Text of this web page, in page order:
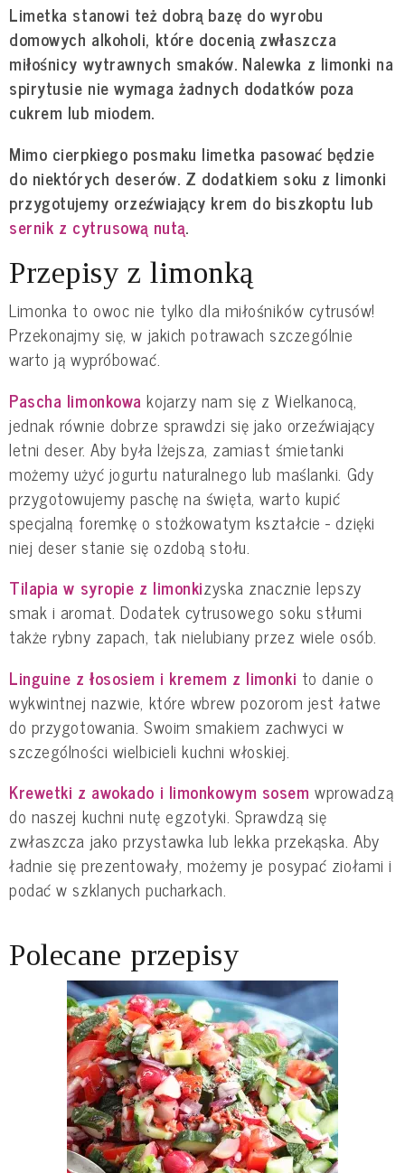
Limetka stanowi też dobrą bazę do wyrobu
domowych alkoholi, które docenią zwłaszcza
miłośnicy wytrawnych smaków. Nalewka z limonki na
spirytusie nie wymaga żadnych dodatków poza
cukrem lub miodem.
Mimo cierpkiego posmaku limetka pasować będzie
do niektórych deserów. Z dodatkiem soku z limonki
przygotujemy orzeźwiający krem do biszkoptu lub
sernik z cytrusową nutą.
Przepisy z limonką
Limonka to owoc nie tylko dla miłośników cytrusów!
Przekonajmy się, w jakich potrawach szczególnie
warto ją wypróbować.
Pascha limonkowa kojarzy nam się z Wielkanocą,
jednak równie dobrze sprawdzi się jako orzeźwiający
letni deser. Aby była lżejsza, zamiast śmietanki
możemy użyć jogurtu naturalnego lub maślanki. Gdy
przygotowujemy paschę na święta, warto kupić
specjalną foremkę o stożkowatym kształcie - dzięki
niej deser stanie się ozdobą stołu.
Tilapia w syropie z limonkizyska znacznie lepszy
smak i aromat. Dodatek cytrusowego soku stłumi
także rybny zapach, tak nielubiany przez wiele osób.
Linguine z łososiem i kremem z limonki to danie o
wykwintnej nazwie, które wbrew pozorom jest łatwe
do przygotowania. Swoim smakiem zachwyci w
szczególności wielbicieli kuchni włoskiej.
Krewetki z awokado i limonkowym sosem wprowadzą
do naszej kuchni nutę egzotyki. Sprawdzą się
zwłaszcza jako przystawka lub lekka przekąska. Aby
ładnie się prezentowały, możemy je posypać ziołami i
podać w szklanych pucharkach.
Polecane przepisy